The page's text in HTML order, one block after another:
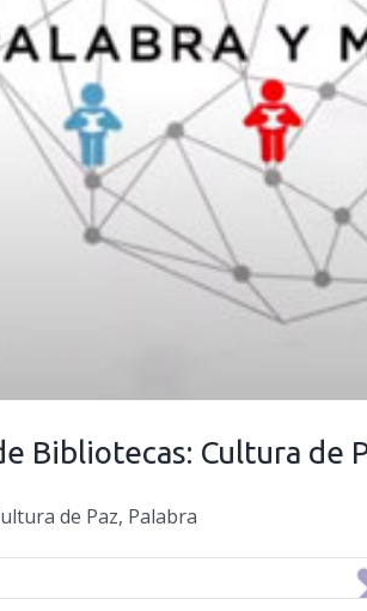
Bibliotecas: Cultura de
de Paz, Palabra